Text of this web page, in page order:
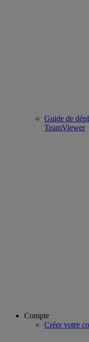
Guide de
TeamViewer
Compte
Créer votre